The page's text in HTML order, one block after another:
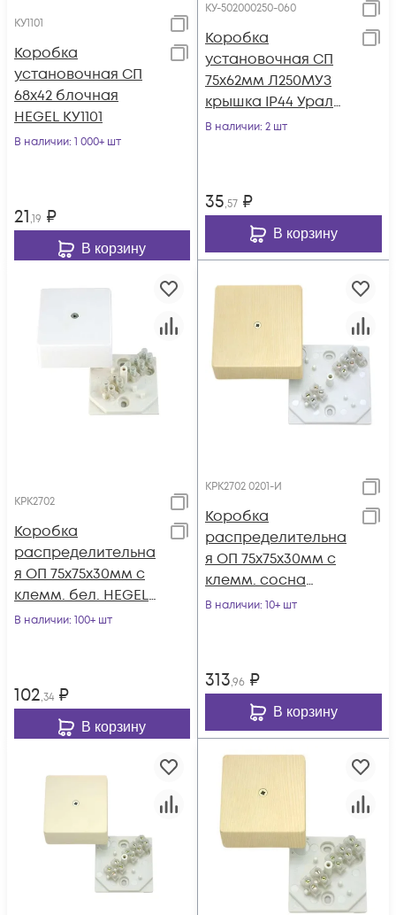
КУ1101
Коробка
установочная СП
68х42 блочная
HEGEL КУ1101
В наличии: 1 000+ шт
21,19 ₽
В корзину
КУ-502000250-060
Коробка
установочная СП
75х62мм Л250МУЗ
крышка IP44 Урал
Пак КУ-502000250-
В наличии: 2 шт
35,57 ₽
В корзину
КРК2702
Коробка
распределительна
я ОП 75х75х30мм с
клемм. бел. HEGEL
КРК2702
В наличии: 100+ шт
102,34 ₽
В корзину
КРК2702 0201-И
Коробка
распределительна
я ОП 75х75х30мм с
клемм. сосна
HEGEL КРК2702 0201-
В наличии: 10+ шт
313,96 ₽
В корзину